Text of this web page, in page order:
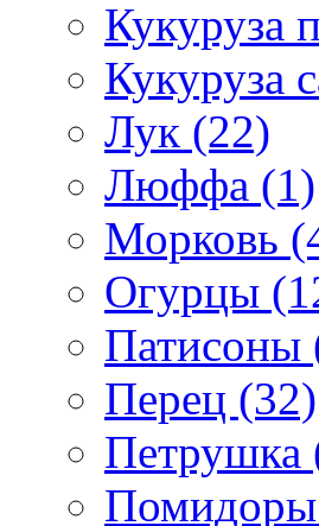
Кукуруза
Кукуруза
Лук (22)
Люффа (1)
Морковь
Огурцы
Патисоны
Перец (32)
Петрушка